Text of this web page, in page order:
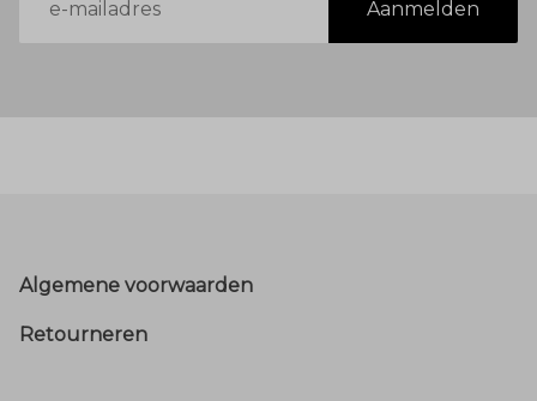
mailadres
Aanmelden
Footer
Algemene voorwaarden
Retourneren